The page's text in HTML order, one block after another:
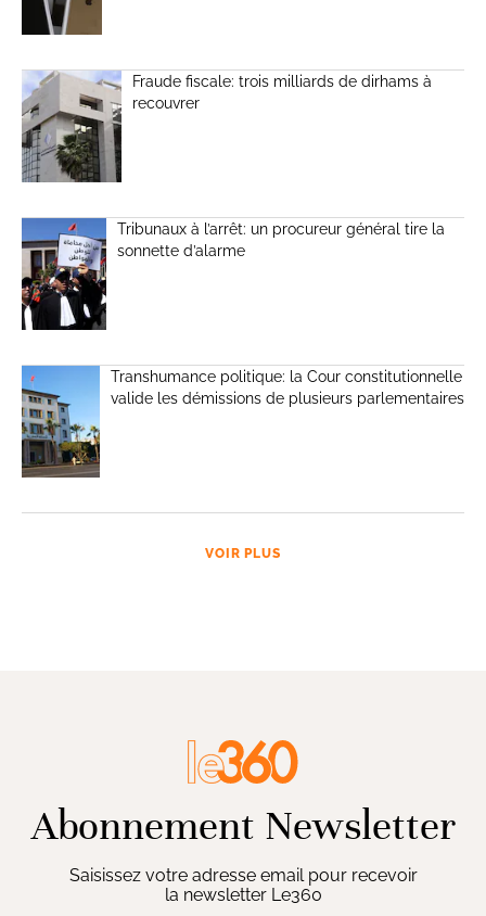
Fraude fiscale: trois milliards de dirhams à
recouvrer
Tribunaux à l’arrêt: un procureur général tire la
sonnette d’alarme
Transhumance politique: la Cour constitutionnelle
valide les démissions de plusieurs parlementaires
VOIR PLUS
Abonnement Newsletter
Saisissez votre adresse email pour recevoir
la newsletter Le360